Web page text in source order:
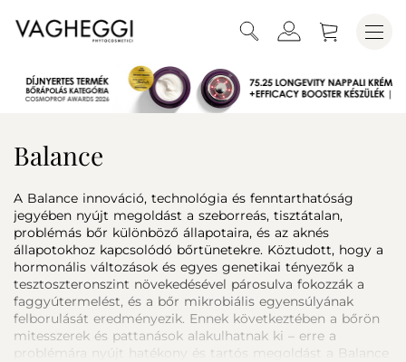
Balance
A Balance innováció, technológia és fenntarthatóság
jegyében nyújt megoldást a szeborreás, tisztátalan,
problémás bőr különböző állapotaira, és az aknés
állapotokhoz kapcsolódó bőrtünetekre. Köztudott, hogy a
hormonális változások és egyes genetikai tényezők a
tesztoszteronszint növekedésével párosulva fokozzák a
faggyútermelést, és a bőr mikrobiális egyensúlyának
felborulását eredményezik. Ennek következtében a bőrön
mitesszerek és pattanások alakulhatnak ki – erre a
problémára nyújt hatékony és tartós megoldást a Balance